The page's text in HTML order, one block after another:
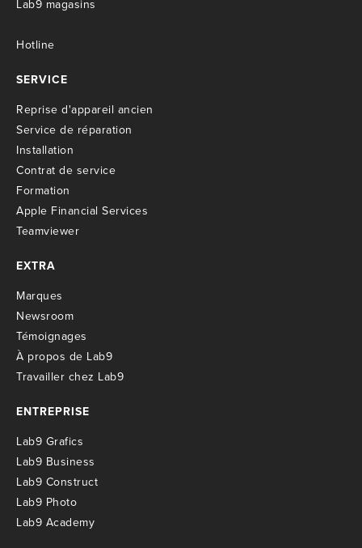
Lab9 magasins
Hotline
SERVICE
Reprise d'appareil ancien
Service de réparation
Installation
Contrat de service
Formation
Apple Financial Services
Teamviewer
EXTRA
Marques
Newsroom
Témoignages
À propos de Lab9
Travailler chez Lab9
ENTREPRISE
Lab9 Grafics
Lab9 Business
Lab9 Construct
Lab9 Photo
Lab9 Academy